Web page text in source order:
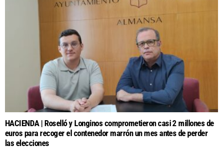
HACIENDA | Roselló y Longinos comprometieron casi 2 millones de
euros para recoger el contenedor marrón un mes antes de perder
las elecciones